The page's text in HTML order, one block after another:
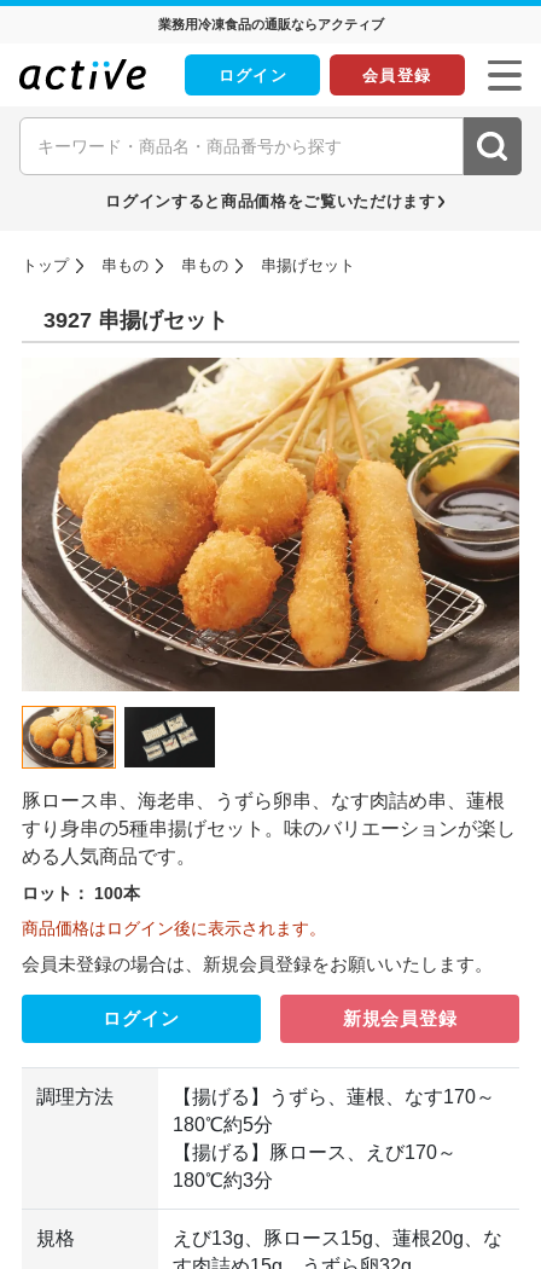
業務用冷凍食品の通販ならアクティブ
ログイン 会員登録
ログインすると商品価格をご覧いただけます
トップ 串もの 串もの 串揚げセット
3927 串揚げセット
豚ロース串、海老串、うずら卵串、なす肉詰め串、蓮根
すり身串の5種串揚げセット。味のバリエーションが楽し
める人気商品です。
ロット：
100本
商品価格はログイン後に表示されます。
会員未登録の場合は、新規会員登録をお願いいたします。
ログイン 新規会員登録
調理方法
【揚げる】うずら、蓮根、なす170～
180℃約5分
【揚げる】豚ロース、えび170～
180℃約3分
規格
えび13g、豚ロース15g、蓮根20g、な